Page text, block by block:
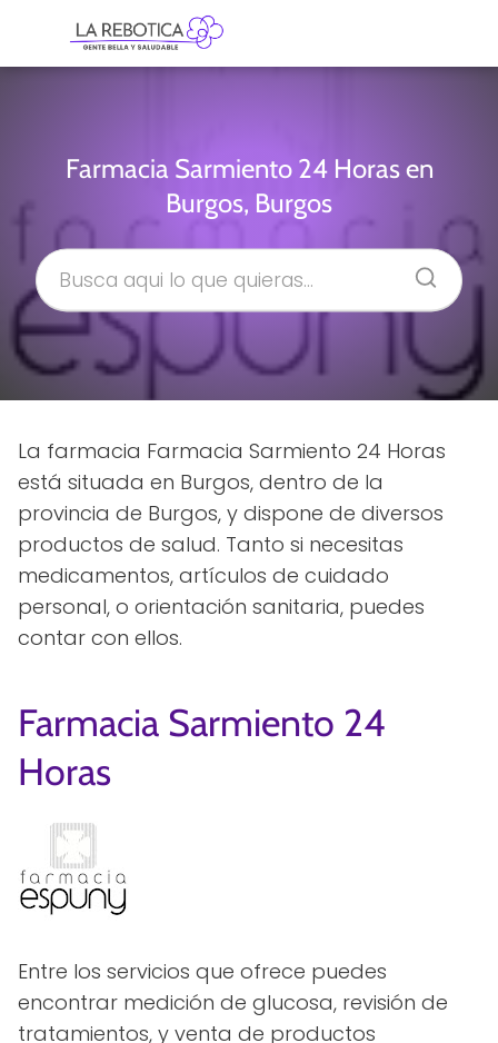
Farmacia Sarmiento 24 Horas en
Burgos, Burgos
La farmacia Farmacia Sarmiento 24 Horas
está situada en Burgos, dentro de la
provincia de Burgos, y dispone de diversos
productos de salud. Tanto si necesitas
medicamentos, artículos de cuidado
personal, o orientación sanitaria, puedes
contar con ellos.
Farmacia Sarmiento 24
Horas
Entre los servicios que ofrece puedes
encontrar medición de glucosa, revisión de
tratamientos, y venta de productos